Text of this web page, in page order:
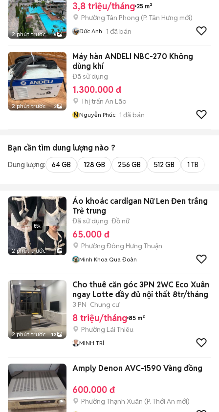
2 phút trước 6
3,8 triệu/tháng 25 m²
Phường Tân Phong (P. Tân Hưng mới)
Đức Anh 1 đã bán
2 phút trước 3
Máy hàn ANDELI NBC-270 Không
dùng khí
Đã sử dụng
1.300.000 đ
Thị trấn An Lão
NNguyễn Phúc 1 đã bán
Bạn cần tìm dung lượng nào ?
Dung lượng: 64 GB 128 GB 256 GB 512 GB 1 TB
2 phút trước 1
Áo khoác cardigan Nữ Len Đen trắng
Trẻ trung
Đã sử dụng Đồ nữ
65.000 đ
Phường Đông Hưng Thuận
Minh Khoa Qua Đoàn
2 phút trước 12
Cho thuê căn góc 3PN 2WC Eco Xuân
ngay Lotte đầy đủ nội thất 8tr/tháng
3 PN Chung cư
8 triệu/tháng 85 m²
Phường Lái Thiêu
MINH TRÍ
Amply Denon AVC-1590 Vàng đồng
600.000 đ
Phường Thạnh Xuân (P. Thới An mới)